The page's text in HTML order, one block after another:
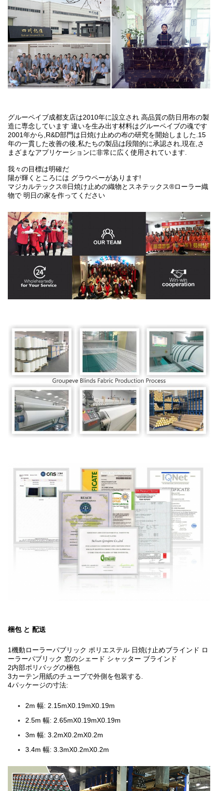
グルーペイブ成都支店は2010年に設立され 高品質の防日用布の製
造に専念しています 違いを生み出す材料はグルーペイブの魂です
2001年から,R&D部門は日焼け止めの布の研究を開始しました.15
年の一貫した改善の後,私たちの製品は段階的に承認され,現在,さ
まざまなアプリケーションに非常に広く使用されています.
我々の目標は明確だ
陽が輝くところには グラウペーがあります!
マジカルテックス®日焼け止めの織物とスネテックス®ローラー織
物で 明日の家を作ってください
梱包 と 配送
1機動ローラーパブリック ポリエステル 日焼け止めブラインド ロ
ーラーパブリック 窓のシェード シャッター ブラインド
2内部ポリバッグの梱包
3カーテン用紙のチューブで外側を包装する.
4パッケージの寸法:
2m 幅: 2.15mX0.19mX0.19m
2.5m 幅: 2.65mX0.19mX0.19m
3m 幅: 3.2mX0.2mX0.2m
3.4m 幅: 3.3mX0.2mX0.2m